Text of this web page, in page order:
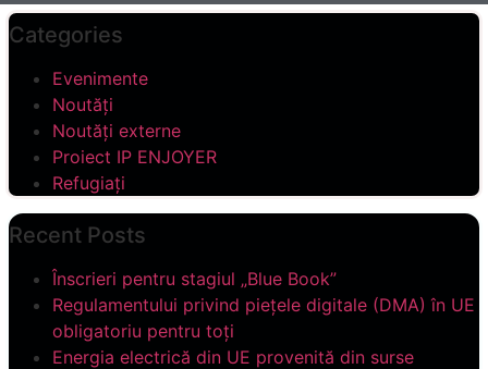
Categories
Evenimente
Noutăți
Noutăți externe
Proiect IP ENJOYER
Refugiați
Recent Posts
Înscrieri pentru stagiul „Blue Book”
Regulamentului privind piețele digitale (DMA) în UE
obligatoriu pentru toți
Energia electrică din UE provenită din surse